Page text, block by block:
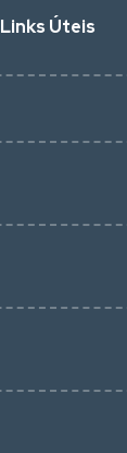
Links Úteis